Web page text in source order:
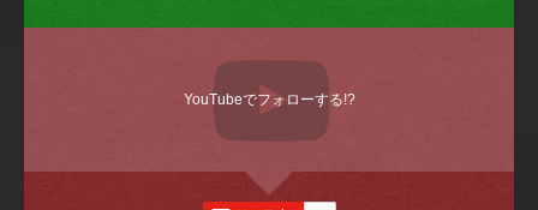
YouTubeでフォローする!?